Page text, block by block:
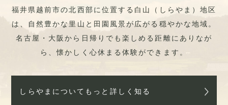
福井県越前市の北西部に位置する白山（しらやま）地区
は、自然豊かな里山と田園風景が広がる穏やかな地域。
名古屋・大阪から日帰りでも楽しめる距離にありなが
ら、懐かしく心休まる体験ができます。
しらやまについてもっと詳しく知る